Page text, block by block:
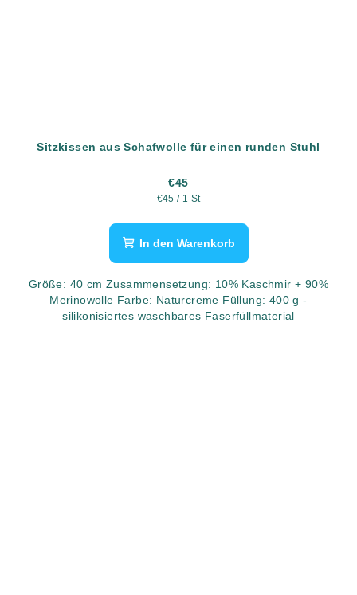
Sitzkissen aus Schafwolle für einen runden Stuhl
€45
Verkaufspreis:
€45 / 1 St
In den Warenkorb
Größe: 40 cm Zusammensetzung: 10% Kaschmir + 90%
Merinowolle Farbe: Naturcreme Füllung: 400 g -
silikonisiertes waschbares Faserfüllmaterial